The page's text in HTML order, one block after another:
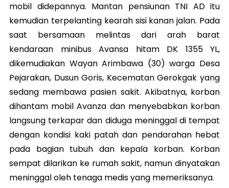
mobil didepannya. Mantan pensiunan TNI AD itu
kemudian terpelanting kearah sisi kanan jalan. Pada
saat bersamaan melintas dari arah barat
kendaraan minibus Avansa hitam DK 1355 YL,
dikemudiakan Wayan Arimbawa (30) warga Desa
Pejarakan, Dusun Goris, Kecematan Gerokgak yang
sedang membawa pasien sakit. Akibatnya, korban
dihantam mobil Avanza dan menyebabkan korban
langsung terkapar dan diduga meninggal di tempat
dengan kondisi kaki patah dan pendarahan hebat
pada bagian tubuh dan kepala korban. Korban
sempat dilarikan ke rumah sakit, namun dinyatakan
meninggal oleh tenaga medis yang memeriksanya.